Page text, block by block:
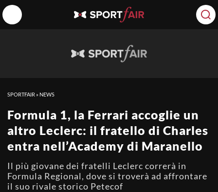
SPORTFAIR » NEWS
Formula 1, la Ferrari accoglie un
altro Leclerc: il fratello di Charles
entra nell’Academy di Maranello
Il più giovane dei fratelli Leclerc correrà in
Formula Regional, dove si troverà ad affrontare
il suo rivale storico Petecof